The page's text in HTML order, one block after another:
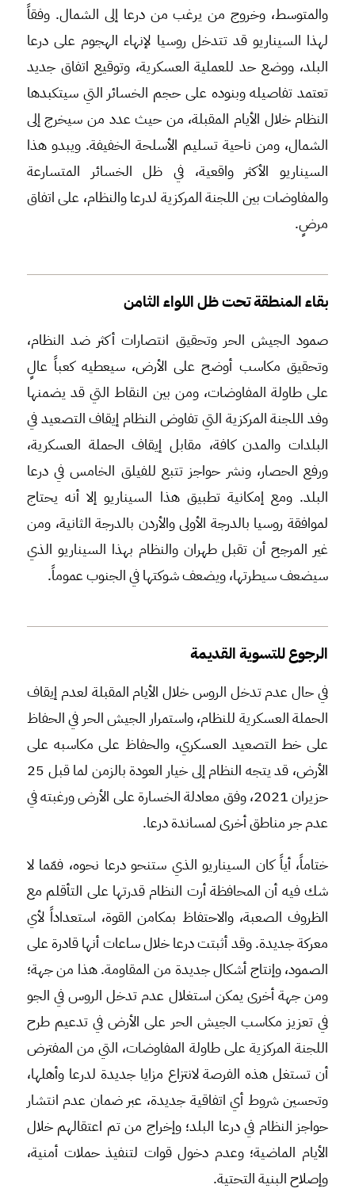
والمتوسط، وخروج من يرغب من درعا إلى الشمال. وفقاً
لهذا السيناريو قد تتدخل روسيا لإنهاء الهجوم على درعا
البلد، ووضع حد للعملية العسكرية، وتوقيع اتفاق جديد
تعتمد تفاصيله وبنوده على حجم الخسائر التي سيتكبدها
النظام خلال الأيام المقبلة، من حيث عدد من سيخرج إلى
الشمال، ومن ناحية تسليم الأسلحة الخفيفة. ويبدو هذا
السيناريو الأكثر واقعية، في ظل الخسائر المتسارعة
والمفاوضات بين اللجنة المركزية لدرعا والنظام، على اتفاق
مرضٍ.
بقاء المنطقة تحت ظل اللواء الثامن
صمود الجيش الحر وتحقيق انتصارات أكثر ضد النظام،
وتحقيق مكاسب أوضح على الأرض، سيعطيه كعباً عالٍ
على طاولة المفاوضات، ومن بين النقاط التي قد يضمنها
وفد اللجنة المركزية التي تفاوض النظام إيقاف التصعيد في
البلدات والمدن كافة، مقابل إيقاف الحملة العسكرية،
ورفع الحصار، ونشر حواجز تتبع للفيلق الخامس في درعا
البلد. ومع إمكانية تطبيق هذا السيناريو إلا أنه يحتاج
لموافقة روسيا بالدرجة الأولى والأردن بالدرجة الثانية، ومن
غير المرجح أن تقبل طهران والنظام بهذا السيناريو الذي
سيضعف سيطرتها، ويضعف شوكتها في الجنوب عموماً.
الرجوع للتسوية القديمة
في حال عدم تدخل الروس خلال الأيام المقبلة لعدم إيقاف
الحملة العسكرية للنظام، واستمرار الجيش الحر في الحفاظ
على خط التصعيد العسكري، والحفاظ على مكاسبه على
الأرض، قد يتجه النظام إلى خيار العودة بالزمن لما قبل 25
حزيران 2021، وفق معادلة الخسارة على الأرض ورغبته في
عدم جر مناطق أخرى لمساندة درعا.
ختاماً، أياً كان السيناريو الذي ستنحو درعا نحوه، فمّما لا
شك فيه أن المحافظة أرت النظام قدرتها على التأقلم مع
الظروف الصعبة، والاحتفاظ بمكامن القوة، استعداداً لأي
معركة جديدة. وقد أثبتت درعا خلال ساعات أنها قادرة على
الصمود، وإنتاج أشكال جديدة من المقاومة. هذا من جهة؛
ومن جهة أخرى يمكن استغلال عدم تدخل الروس في الجو
في تعزيز مكاسب الجيش الحر على الأرض في تدعيم طرح
اللجنة المركزية على طاولة المفاوضات، التي من المفترض
أن تستغل هذه الفرصة لانتزاع مزايا جديدة لدرعا وأهلها،
وتحسين شروط أي اتفاقية جديدة، عبر ضمان عدم انتشار
حواجز النظام في درعا البلد؛ وإخراج من تم اعتقالهم خلال
الأيام الماضية؛ وعدم دخول قوات لتنفيذ حملات أمنية،
وإصلاح البنية التحتية.